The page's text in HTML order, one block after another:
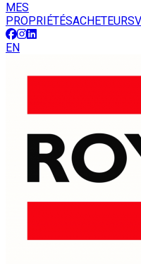
MES
PROPRIÉTÉSACHETEURS
EN